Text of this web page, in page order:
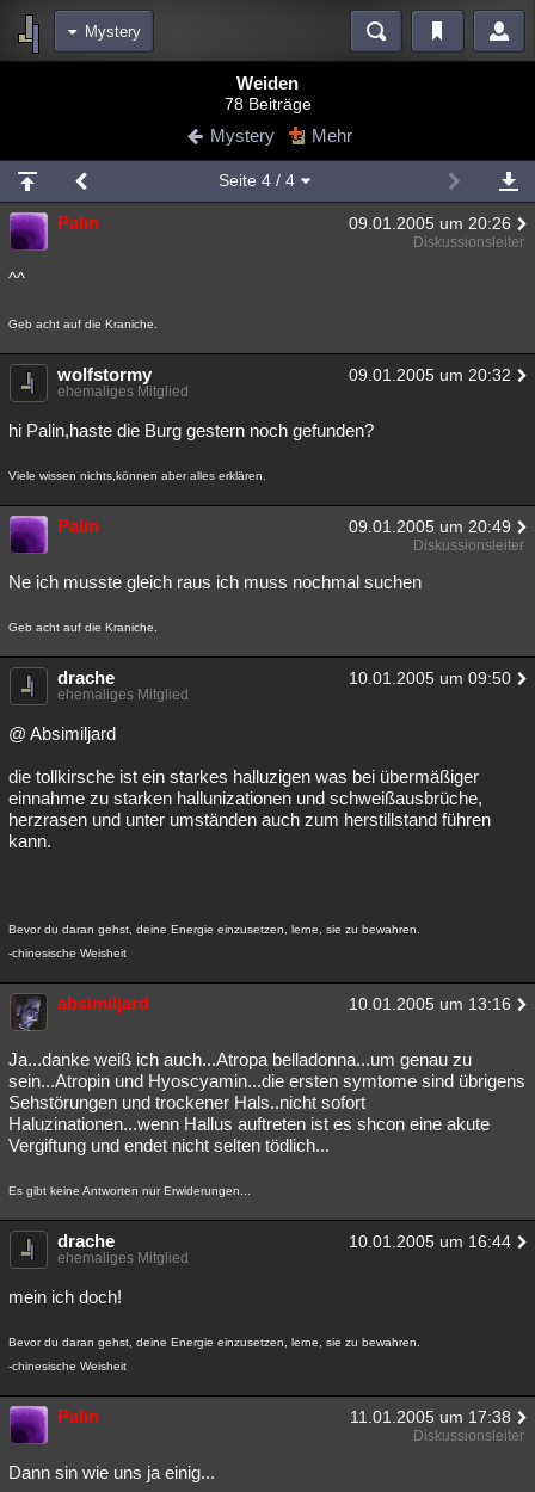
Mystery
Blogs
Chat Wiki Neuigkeiten
meine Rubriken
Menschen Mystery Kriminalfälle
Natur Umfragen
weitere Rubriken
Philosophie Träume
Astronomie Helpdesk Gruppen Gaming
Übersichten
Weiden
78 Beiträge
Mystery Mehr
Seite 4/ 4
Palin 09.01.2005 um 20:26
Diskussionsleiter
^^
Geb acht auf die Kraniche.
wolfstormy 09.01.2005 um 20:32
ehemaliges Mitglied
hi Palin,haste die Burg gestern noch gefunden?
Viele wissen nichts,können aber alles erklären.
Palin 09.01.2005 um 20:49
Diskussionsleiter
Ne ich musste gleich raus ich muss nochmal suchen
Geb acht auf die Kraniche.
drache 10.01.2005 um 09:50
ehemaliges Mitglied
@ Absimiljard
die tollkirsche ist ein starkes halluzigen was bei übermäßiger
einnahme zu starken hallunizationen und schweißausbrüche,
herzrasen und unter umständen auch zum herstillstand führen
kann.
Bevor du daran gehst, deine Energie einzusetzen, lerne, sie zu bewahren.
-chinesische Weisheit
absimiljard 10.01.2005 um 13:16
Ja...danke weiß ich auch...Atropa belladonna...um genau zu
sein...Atropin und Hyoscyamin...die ersten symtome sind übrigens
Sehstörungen und trockener Hals..nicht sofort
Haluzinationen...wenn Hallus auftreten ist es shcon eine akute
Vergiftung und endet nicht selten tödlich...
Es gibt keine Antworten nur Erwiderungen...
drache 10.01.2005 um 16:44
ehemaliges Mitglied
mein ich doch!
Bevor du daran gehst, deine Energie einzusetzen, lerne, sie zu bewahren.
-chinesische Weisheit
Palin 11.01.2005 um 17:38
Diskussionsleiter
Dann sin wie uns ja einig...